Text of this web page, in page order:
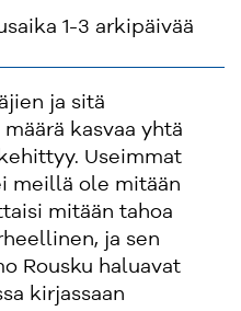
1-3 arkipäivää
ja sitä
kasvaa yhtä
Useimmat
meillä ole mitään
mitään tahoa
ja sen
Rousku haluavat
kirjassaan